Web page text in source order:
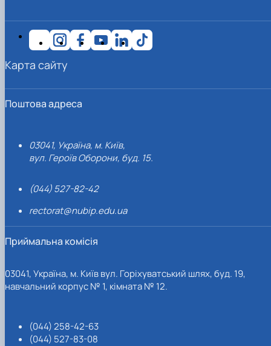
Поштова адреса
03041, Україна, м. Київ,
вул. Героїв Оборони, буд. 15.
(044) 527-82-42
rectorat@nubip.edu.ua
Приймальна комісія
03041, Україна, м. Київ вул. Горіхуватський шлях, буд. 19,
навчальний корпус № 1, кімната № 12.
(044) 258-42-63
(044) 527-83-08
Карта сайту